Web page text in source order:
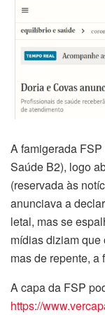
A famigerada
Saúde B2), logo
(reservada às
anunciava a
letal, mas se
mídias diziam que
mas de repente, a
A capa da FSP
https://